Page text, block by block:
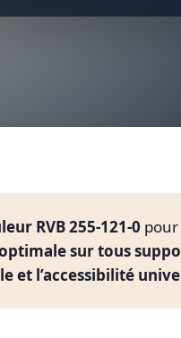
RVB 255-121-0
sur tous
et l’accessibilité